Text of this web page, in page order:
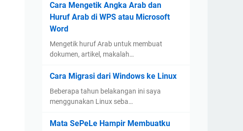
Cara Mengetik Angka Arab dan
Huruf Arab di WPS atau Microsoft
Word
Mengetik huruf Arab untuk membuat
dokumen, artikel, makalah…
Cara Migrasi dari Windows ke Linux
Beberapa tahun belakangan ini saya
menggunakan Linux seba…
Mata SePeLe Hampir Membuatku